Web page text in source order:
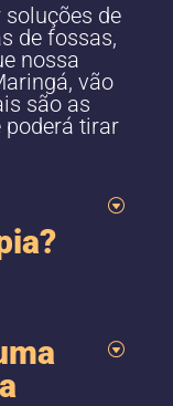
de
de fossas,
nossa
vão
são as
poderá tirar